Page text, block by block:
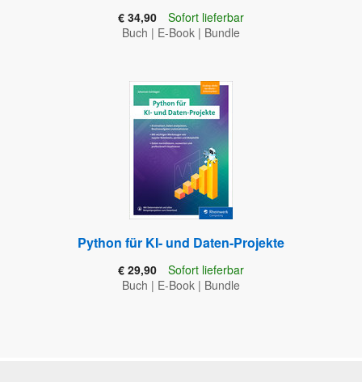
€ 34,90
Sofort lieferbar
Buch | E-Book | Bundle
Python für KI- und Daten-Projekte
€ 29,90
Sofort lieferbar
Buch | E-Book | Bundle